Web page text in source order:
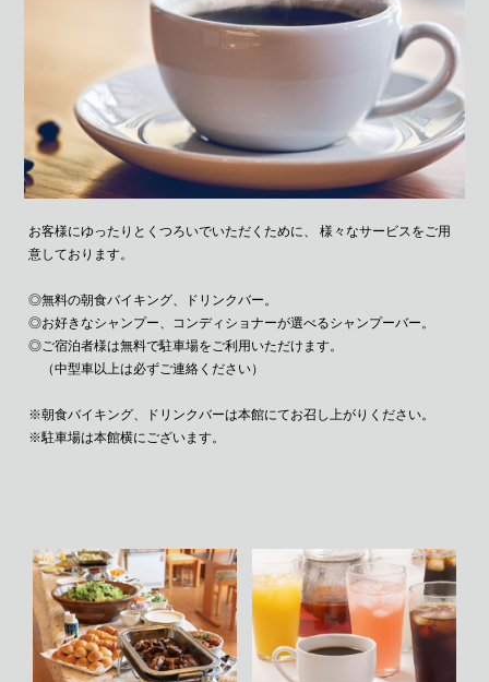
お客様にゆったりとくつろいでいただくために、
様々なサービスをご用
意しております。
◎無料の朝食バイキング、ドリンクバー。
◎お好きなシャンプー、コンディショナーが選べるシャンプーバー。
◎ご宿泊者様は無料で駐車場をご利用いただけます。
（中型車以上は必ずご連絡ください）
※朝食バイキング、ドリンクバーは本館にてお召し上がりください。
※駐車場は本館横にございます。